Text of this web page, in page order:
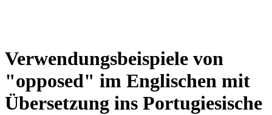
Verwendungsbeispiele von
"opposed" im Englischen mit
Übersetzung ins Portugiesische